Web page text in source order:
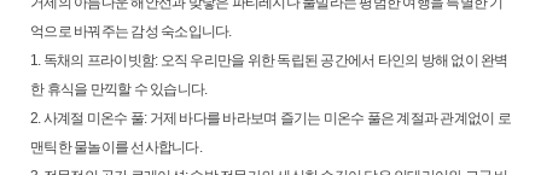
억으로 바꿔주는 감성 숙소입니다.
1. 독채의 프라이빗함: 오직 우리만을 위한 독립된 공간에서 타인의 방해 없이 완벽
한 휴식을 만끽할 수 있습니다.
2. 사계절 미온수 풀: 거제 바다를 바라보며 즐기는 미온수 풀은 계절과 관계없이 로
맨틱한 물놀이를 선사합니다.